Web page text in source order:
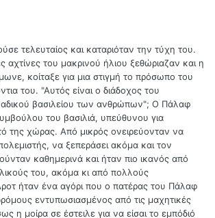
τελευταίος και καταριόταν την τύχη του.
αχτίνες του μακρινού ήλιου ξεθώριαζαν και η
κοίταξε για μια στιγμή το πρόσωπο του
του. "Αυτός είναι ο διάδοχος του
βασιλείου των ανθρώπων"; Ο Πάλαφ
του βασιλιά, υπεύθυνου για
της χώρας. Από μικρός ονειρεύονταν να
να ξεπεράσει ακόμα και τον
καθημερινά και ήταν πιο ικανός από
του, ακόμα κι από πολλούς
ήταν ένα αγόρι που ο πατέρας του Πάλαφ
εντυπωσιασμένος από τις μαχητικές
η μοίρα σε έστειλε για να είσαι το εμπόδιό